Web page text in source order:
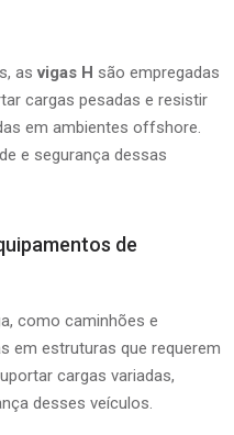
asvigas H são empregadas
cargas pesadas e resistir
em ambientes offshore.
e segurança dessas
de
como caminhões e
em estruturas que requerem
cargas variadas,
desses veículos.